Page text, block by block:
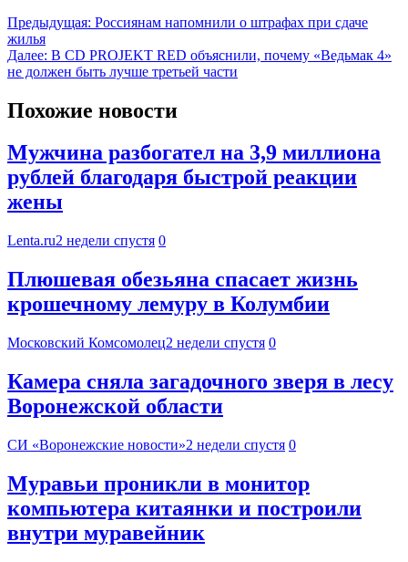
Предыдущая: Россиянам напомнили о штрафах при сдаче
жилья
Далее: В CD PROJEKT RED объяснили, почему «Ведьмак 4»
не должен быть лучше третьей части
Похожие новости
Мужчина разбогател на 3,9 миллиона
рублей благодаря быстрой реакции
жены
Lenta.ru2 недели спустя 0
Плюшевая обезьяна спасает жизнь
крошечному лемуру в Колумбии
Московский Комсомолец2 недели спустя 0
Камера сняла загадочного зверя в лесу
Воронежской области
СИ «Воронежские новости»2 недели спустя 0
Муравьи проникли в монитор
компьютера китаянки и построили
внутри муравейник